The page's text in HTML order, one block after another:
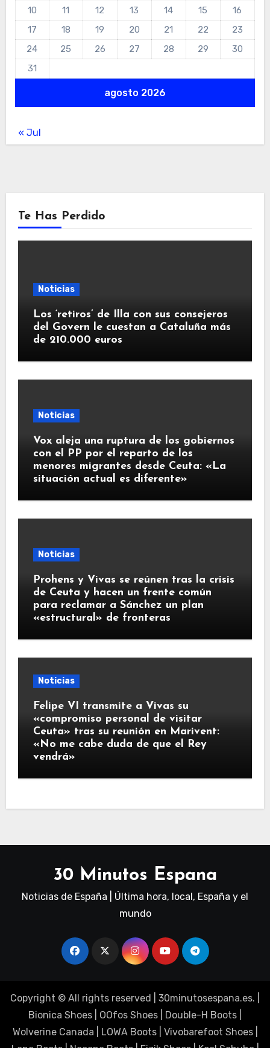
agosto 2026
10
11 12 13 14 15
16
17
18 19 20 21 22
23
24
25 26 27 28 29
30
31
« Jul
Te Has Perdido
Noticias
Los ‘retiros’ de Illa con sus consejeros
del Govern le cuestan a Cataluña más
de 210.000 euros
Noticias
Vox aleja una ruptura de los gobiernos
con el PP por el reparto de los
menores migrantes desde Ceuta: «La
situación actual es diferente»
Noticias
Prohens y Vivas se reúnen tras la crisis
de Ceuta y hacen un frente común
para reclamar a Sánchez un plan
«estructural» de fronteras
Noticias
Felipe VI transmite a Vivas su
«compromiso personal de visitar
Ceuta» tras su reunión en Marivent:
«No me cabe duda de que el Rey
vendrá»
30 Minutos Espana
Noticias de España | Última hora, local, España y el
mundo
Copyright © All rights reserved 30minutosespana.es. |
Bionica Shoes
OOfos Shoes Double-H Boots
Wolverine Canada
LOWA Boots| Vivobarefoot Shoes|